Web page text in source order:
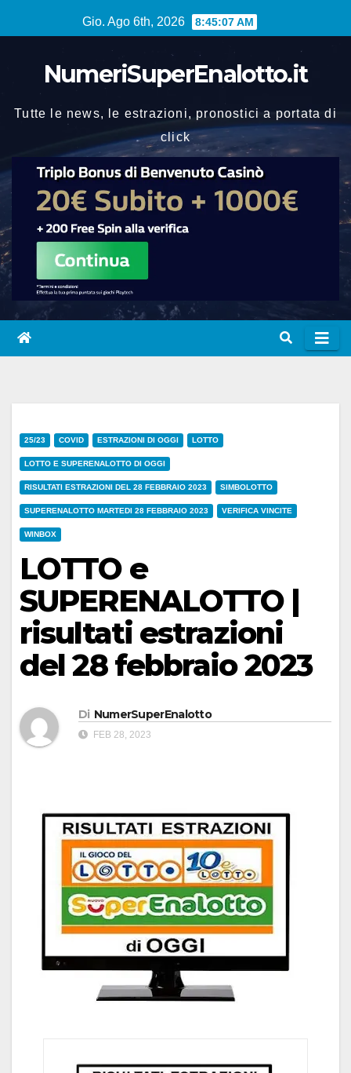
al
Gio. Ago 6th, 2026 8:45:08 AM
NumeriSuperEnalotto.it
Tutte le news, le estrazioni, pronostici a portata di
click
25/23 COVID ESTRAZIONI DI OGGI LOTTO
LOTTO E SUPERENALOTTO DI OGGI
RISULTATI ESTRAZIONI DEL 28 FEBBRAIO 2023 SIMBOLOTTO
SUPERENALOTTO MARTEDI 28 FEBBRAIO 2023 VERIFICA VINCITE
WINBOX
LOTTO e
SUPERENALOTTO |
risultati estrazioni
del 28 febbraio 2023
Di NumerSuperEnalotto
FEB 28, 2023